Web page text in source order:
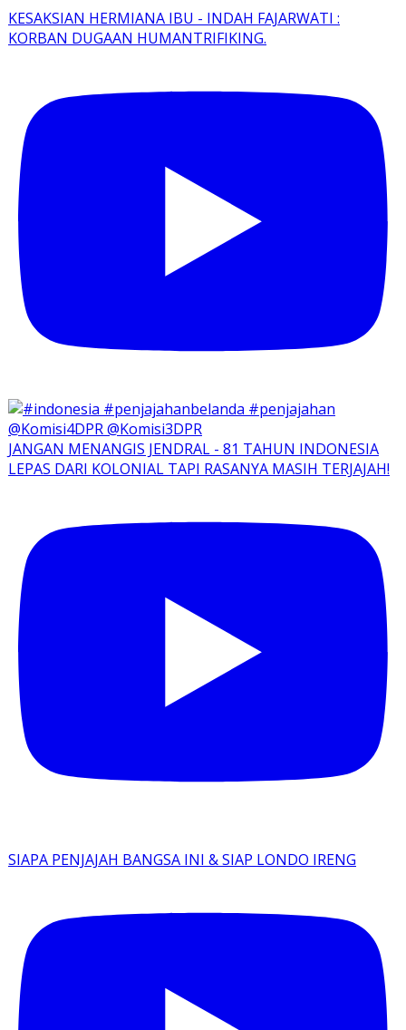
KESAKSIAN HERMIANA IBU - INDAH FAJARWATI :
KORBAN DUGAAN HUMANTRIFIKING.
JANGAN MENANGIS JENDRAL - 81 TAHUN INDONESIA
LEPAS DARI KOLONIAL TAPI RASANYA MASIH TERJAJAH!
SIAPA PENJAJAH BANGSA INI & SIAP LONDO IRENG